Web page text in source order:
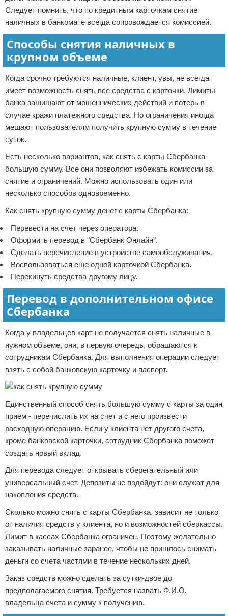
Следует помнить, что по кредитным карточкам снятие
наличных в банкомате всегда сопровождается комиссией.
Способы снятия наличных в
крупном объеме
Когда срочно требуются наличные, клиент, увы, не всегда
имеет возможность снять все средства с карточки. Лимиты
банка защищают от мошеннических действий и потерь в
случае кражи платежного средства. Но ограничения иногда
мешают пользователям получить крупную сумму в течение
суток.
Есть несколько вариантов, как снять с карты Сбербанка
большую сумму. Все они позволяют избежать комиссии за
снятие и ограничений. Можно использовать один или
несколько способов одновременно.
Как снять крупную сумму денег с карты Сбербанка:
Перевести на счет через оператора.
Оформить перевод в "Сбербанк Онлайн".
Сделать перечисление в устройстве самообслуживания.
Воспользоваться еще одной карточкой Сбербанка.
Перекинуть средства другому лицу.
Перевод в дополнительном офисе
Сбербанка
Когда у владельцев карт не получается снять наличные в
нужном объеме, они, в первую очередь, обращаются к
сотрудникам Сбербанка. Для выполнения операции следует
взять с собой банковскую карточку и паспорт.
Единственный способ снять большую сумму с карты за один
прием - перечислить их на счет и с него произвести
расходную операцию. Если у клиента нет другого счета,
кроме банковской карточки, сотрудник Сбербанка поможет
создать новый вклад.
Для перевода следует открывать сберегательный или
универсальный счет. Депозиты не подойдут: они служат для
накопления средств.
Сколько можно снять с карты Сбербанка, зависит не только
от наличия средств у клиента, но и возможностей сберкассы.
Лимит в кассах Сбербанка ограничен. Поэтому желательно
заказывать наличные заранее, чтобы не пришлось снимать
деньги со счета частями в течение нескольких дней.
Заказ средств можно сделать за сутки-двое до
предполагаемого снятия. Требуется назвать Ф.И.О.
владельца счета и сумму к получению.